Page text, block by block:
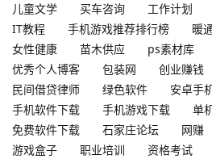
儿童文学
买车咨询 工作计划
IT教程
手机游戏推荐排行榜
暖
女性健康
苗木供应 ps素材库
优秀个人博客
包装网 创业赚钱
民间借贷律师
绿色软件
安卓手
手机软件下载
手机游戏下载
单
免费软件下载
石家庄论坛 网赚
游戏盒子
职业培训 资格考试